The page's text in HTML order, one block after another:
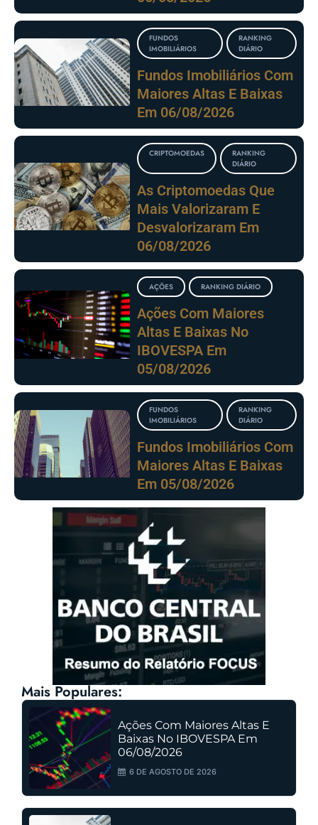
FUNDOS
IMOBILIÁRIOS
RANKING
DIÁRIO
Fundos Imobiliários Com
Maiores Altas E Baixas
Em 06/08/2026
CRIPTOMOEDAS
RANKING
DIÁRIO
As Criptomoedas Que
Mais Valorizaram E
Desvalorizaram Em
06/08/2026
AÇÕES RANKING DIÁRIO
Ações Com Maiores
Altas E Baixas No
IBOVESPA Em
05/08/2026
FUNDOS
IMOBILIÁRIOS
RANKING
DIÁRIO
Fundos Imobiliários Com
Maiores Altas E Baixas
Em 05/08/2026
Mais Populares:
Ações Com Maiores Altas E
Baixas No IBOVESPA Em
06/08/2026
6 DE AGOSTO DE 2026